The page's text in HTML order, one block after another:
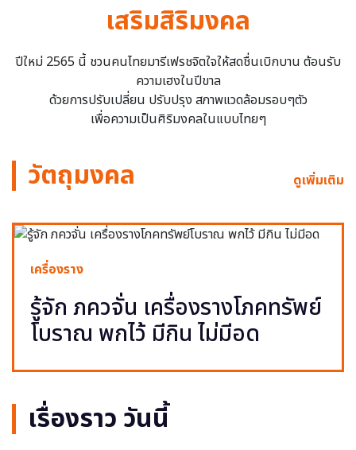
เสริมสิริมงคล
ปีใหม่ 2565 นี้ ชวนคนไทยมารีเฟรชจิตใจให้สดชื่นเบิกบาน ต้อนรับ
ความเฮงในปีขาล
ด้วยการปรับเปลี่ยน ปรับปรุง สภาพแวดล้อมรอบๆตัว
เพื่อความเป็นศิริมงคลในแบบไทยๆ
วัตถุมงคล ดูเพิ่มเติม
เครื่องราง
รู้จัก ภควจั่น เครื่องรางโภคทรัพย์
โบราณ พกไว้ มีกิน ไม่มีอด
เรื่องราว วันนี้